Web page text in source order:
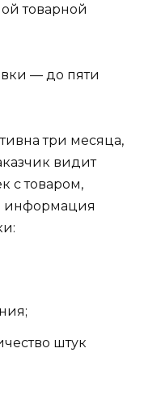
товарной
— до пяти
три месяца,
видит
с товаром,
информация
штук